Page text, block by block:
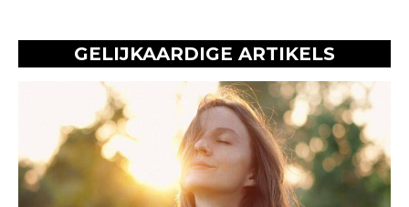
GELIJKAARDIGE ARTIKELS